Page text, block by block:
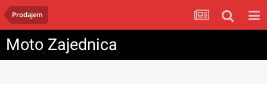
Prodajem
Moto Zajednica